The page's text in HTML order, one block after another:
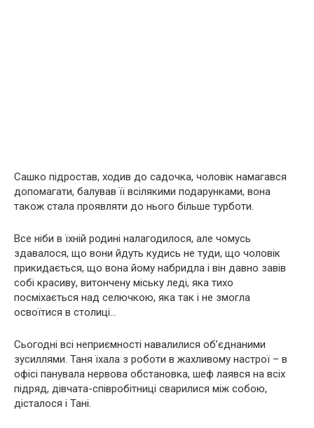
Сашко підростав, ходив до садочка, чоловік намагався
допомагати, балував її всілякими подарунками, вона
також стала проявляти до нього більше турботи.
Все ніби в їхній родині налагодилося, але чомусь
здавалося, що вони йдуть кудись не туди, що чоловік
прикидається, що вона йому набридла і він давно завів
собі красиву, витончену міську леді, яка тихо
посміхається над селючкою, яка так і не змогла
освоїтися в столиці…
Сьогодні всі неприємності навалилися об’єднаними
зусиллями. Таня їхала з роботи в жахливому настрої – в
офісі панувала нервова обстановка, шеф лаявся на всіх
підряд, дівчата-співробітниці сварилися між собою,
дісталося і Тані.